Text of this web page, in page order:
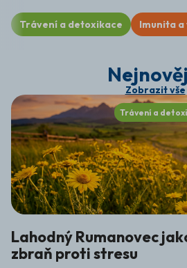
Trávení a detoxikace Imunita
Zobrazit vše
Trávení a
Lahodný Rumanovec
zbraň proti stresu